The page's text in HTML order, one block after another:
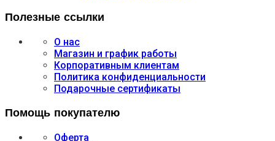
Полезные ссылки
О нас
Магазин и график работы
Корпоративным клиентам
Политика конфиденциальности
Подарочные сертификаты
Помощь покупателю
Оферта